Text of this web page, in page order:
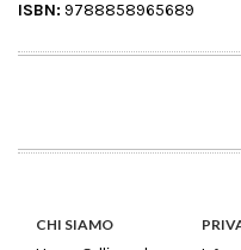
ISBN: 9788858965689
CHI SIAMO